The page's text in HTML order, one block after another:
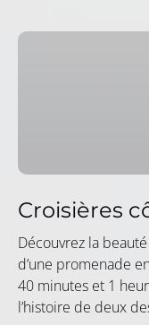
Croisières
Croisières
Découvrez la
d’une promenade
40 minutes et 1
l’histoire de deux